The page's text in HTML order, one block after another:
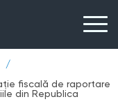
fiscală de raportare
din Republica